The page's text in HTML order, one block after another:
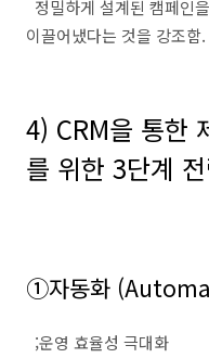
정밀하게 설계된 캠페인
이끌어냈다는 것을 강조함.
4) CRM을 통한
를 위한 3단계
①자동화
;운영 효율성 극대화